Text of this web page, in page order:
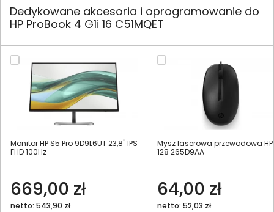
Dedykowane akcesoria i oprogramowanie do
HP ProBook 4 G1i 16 C51MQET
Monitor HP S5 Pro 9D9L6UT 23,8" IPS
FHD 100Hz
669,00 zł
netto: 543,90 zł
Mysz laserowa przewodowa HP
128 265D9AA
64,00 zł
netto: 52,03 zł